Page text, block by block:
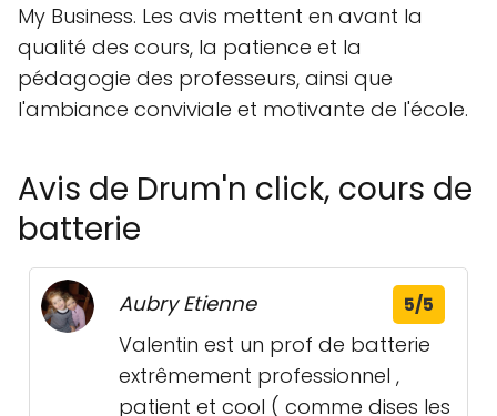
My Business. Les avis mettent en avant la
qualité des cours, la patience et la
pédagogie des professeurs, ainsi que
l'ambiance conviviale et motivante de l'école.
Avis de Drum'n click, cours de
batterie
Aubry Etienne 5/5
Valentin est un prof de batterie
extrêmement professionnel ,
patient et cool ( comme dises les